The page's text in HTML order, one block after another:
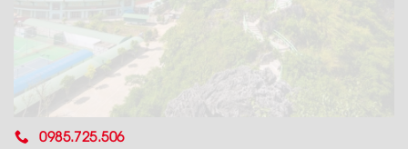
0985.725.506